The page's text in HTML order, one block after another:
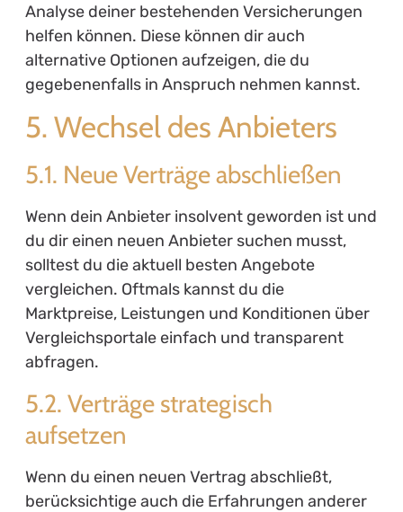
Analyse deiner bestehenden Versicherungen
helfen können. Diese können dir auch
alternative Optionen aufzeigen, die du
gegebenenfalls in Anspruch nehmen kannst.
5. Wechsel des Anbieters
5.1. Neue Verträge abschließen
Wenn dein Anbieter insolvent geworden ist und
du dir einen neuen Anbieter suchen musst,
solltest du die aktuell besten Angebote
vergleichen. Oftmals kannst du die
Marktpreise, Leistungen und Konditionen über
Vergleichsportale einfach und transparent
abfragen.
5.2. Verträge strategisch
aufsetzen
Wenn du einen neuen Vertrag abschließt,
berücksichtige auch die Erfahrungen anderer